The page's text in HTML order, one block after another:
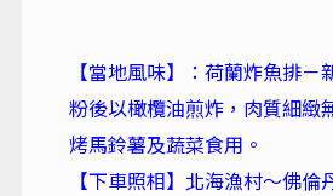
【當地風味】：荷蘭炸魚排－
粉後以橄欖油煎炸，肉質細緻
烤馬鈴薯及蔬菜食用。
【下車照相】北海漁村～佛倫